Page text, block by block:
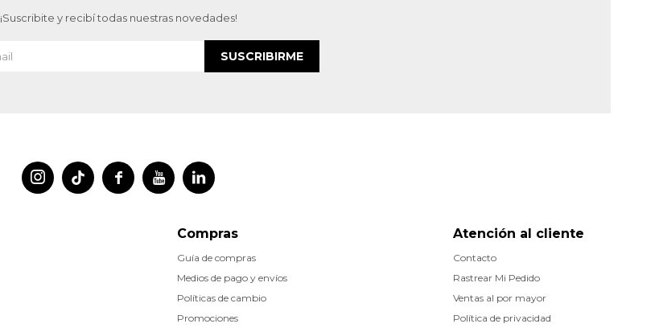
 
 
Atención al cliente
Contacto
Rastrear Mi Pedido
Ventas al por mayor
Política de privacidad
Compras
Guía de compras
Medios de pago y envíos
Políticas de cambio
Promociones
¡Suscribite y recibí todas nuestras novedades!
SUSCRIBIRME